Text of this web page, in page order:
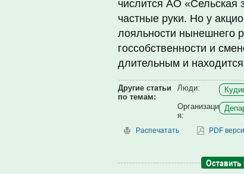
числится АО «Сельская
частные руки. Но у
лояльности нынешнего
госсобственности и
длительным и
Другие статьи
по темам:
Люди:
Организаци
я:
Распечатать PDF
Оставить